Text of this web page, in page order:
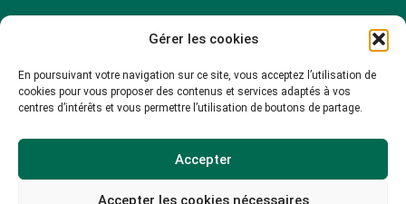
Gérer les cookies
En poursuivant votre navigation sur ce site, vous acceptez l’utilisation de
cookies pour vous proposer des contenus et services adaptés à vos
centres d’intérêts et vous permettre l’utilisation de boutons de partage.
Accepter
Accepter les cookies nécessaires